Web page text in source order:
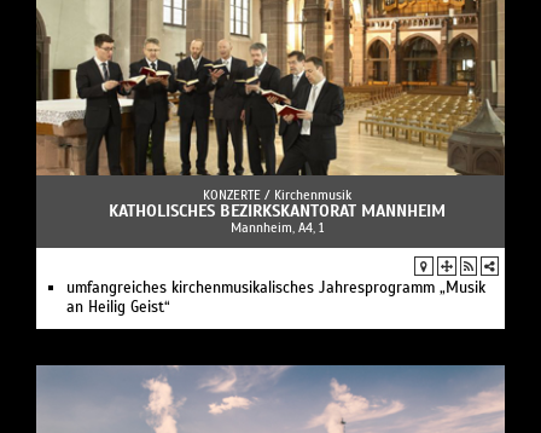
KONZERTE / Kirchenmusik
KATHOLISCHES BEZIRKSKANTORAT MANNHEIM
Mannheim, A4, 1
umfangreiches kirchenmusikalisches Jahresprogramm „Musik
an Heilig Geist“